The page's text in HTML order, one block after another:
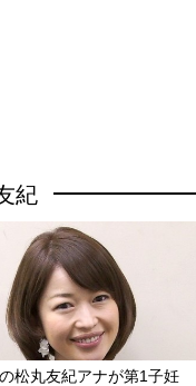
紀
松丸友紀アナが第1子妊